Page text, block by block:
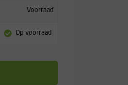
Voorraad
Op voorraad